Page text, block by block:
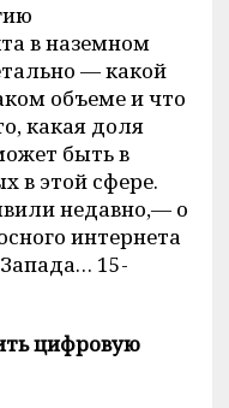
в наземном
— какой
объеме и что
какая доля
быть в
в этой сфере.
недавно,— о
интернета
15-
цифровую